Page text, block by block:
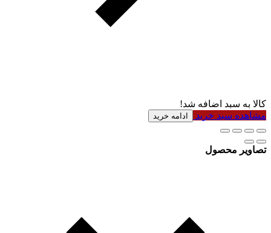
کالا به سبد اضافه شد!
مشاهده سبد خرید
ادامه خرید
تصاویر محصول